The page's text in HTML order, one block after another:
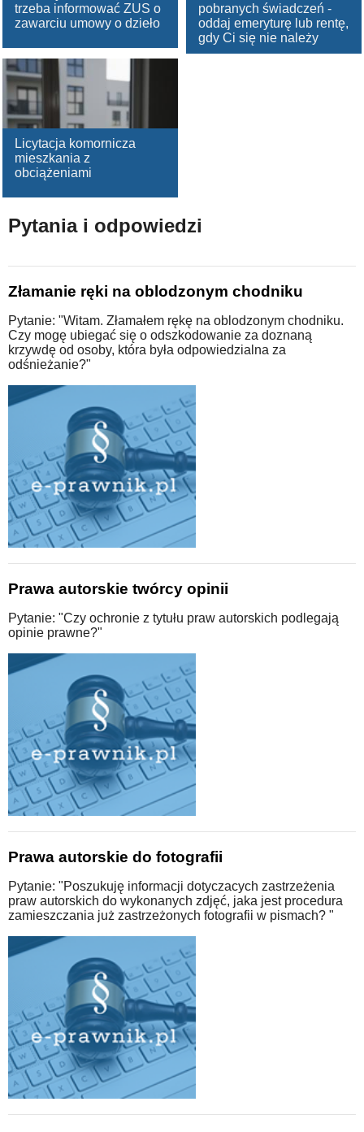
trzeba informować ZUS o
zawarciu umowy o dzieło
pobranych świadczeń -
oddaj emeryturę lub rentę,
gdy Ci się nie należy
Licytacja komornicza
mieszkania z
obciążeniami
Pytania i odpowiedzi
Złamanie ręki na oblodzonym chodniku
Pytanie: "Witam. Złamałem rękę na oblodzonym chodniku.
Czy mogę ubiegać się o odszkodowanie za doznaną
krzywdę od osoby, która była odpowiedzialna za
odśnieżanie?"
Prawa autorskie twórcy opinii
Pytanie: "Czy ochronie z tytułu praw autorskich podlegają
opinie prawne?"
Prawa autorskie do fotografii
Pytanie: "Poszukuję informacji dotyczacych zastrzeżenia
praw autorskich do wykonanych zdjęć, jaka jest procedura
zamieszczania już zastrzeżonych fotografii w pismach? "